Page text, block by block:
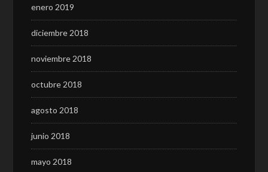
enero 2019
diciembre 2018
noviembre 2018
octubre 2018
agosto 2018
junio 2018
mayo 2018